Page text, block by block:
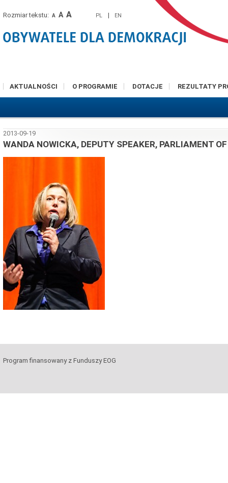
Rozmiar tekstu: A A A PL | EN
AKTUALNOŚCI O PROGRAMIE DOTACJE REZULTATY
2013-09-19
WANDA NOWICKA, DEPUTY SPEAKER, PARLIAMENT
Program finansowany z Funduszy EOG